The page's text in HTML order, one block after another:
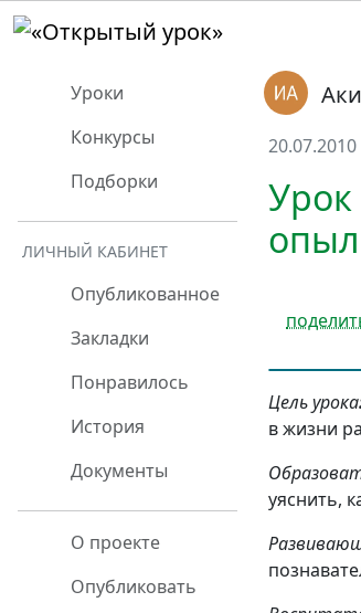
Уроки
Конкурсы
Подборки
ЛИЧНЫЙ КАБИНЕТ
Опубликованное
Закладки
Понравилось
История
Документы
О проекте
Опубликовать
20.07.2010
Урок
Цель урока
в жизни
уяснить,